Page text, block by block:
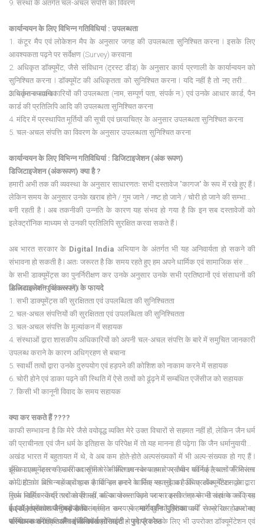
9. संस्था के अंतर्गत चल-अचल संपत्ति का विवरण
कार्यान्वयनकेलिएविभिन्नगतिविधियां : उपलब्धता
1. कंटूर मैप एवं लोकेशन मैप के अनुसार जगह की उपलब्धता सुनिश्चित करना I इसके लिए
आवश्यकता पढ़ने पर सर्वेक्षण (Survey) करवाना
2. अधिकृत डॉक्यूमेंट, जैसे संविधान (ट्रस्ट डीड) के अनुसार कार्य प्रणाली के कार्यान्वयन को
सुनिश्चित करना I डॉक्यूमेंट की अधिकृतता को सुनिश्चित करना I यदि नहीं है तो नए तरीके से
अधिकृत करवाना I
3. वर्तमान पदाधिकारियों की उपलब्धता (नाम, सम्पूर्ण पता, संपर्क न.) एवं उनके आधार कार्ड, पैन
कार्ड की प्रतिलिपि आदि की उपलब्धता सुनिश्चित करना
4. मंदिर में प्रस्थापित मूर्तियों की सूची एवं छायाचित्र के अनुसार उपलब्धता सुनिश्चित करना
5. चल-अचल संपत्ति का विवरण के अनुसार उपलब्धता सुनिश्चित करना
कार्यान्वयनकेलिएविभिन्नगतिविधियां : डिजिटाइजेशन (अंकरूपण)
डिजिटाइजेशन (अंकरूपण) क्याहै ?
हमारी अभी तक की व्यवस्था के अनुसार साधारणतः सभी दस्तावेज "कागज" के रूप में रखे हुए हैं I
लेकिन समय के अनुसार उनके खराब होने / गुम जाने / नष्ट हो जाने / चोरी हो जाने की सम्भावना
बनी रहती है I अब तकनीकी उन्नति के कारण यह संभव हो गया है कि इन सब दस्तावेजों को
इलेक्ट्रॉनिक माध्यम से उनकी प्रतिलिपि सुरक्षित करवा सकते हैं I
अब भारत सरकार के Digital India अभियान के अंतर्गत भी यह अनिवार्यता हो सकने की
संभावना हो सकती है I अतः जरूरत है कि समय रहते हुए हम अपने धार्मिक एवं सामाजिक संस्थानों
के सभी डाक्यूमेंट्स का पुनर्निरीक्षण कर उनके अनुसार उनके सभी प्रतिष्ठानों एवं संसाधनों की
उपलब्धता की पुष्टि कर लें I
डिजिटाइजेशन (अंकरूपण) केफायदे
1. सभी डाक्यूमेंट्स की सुरक्षितता एवं उपलब्धिता की सुनिश्चितता
2. चल-अचल संपत्तियों की सुरक्षितता एवं उपलब्धिता की सुनिश्चितता
3. चल-अचल संपत्ति के मूल्यांकन में सहायक
4. संस्थाओं द्वारा शासकीय अधिकारियों को अपनी चल-अचल संपत्ति के बारे में समुचित जानकारी
उपलब्ध कराने के कारण अधिग्रहण से बचाना
5. स्वार्थी तत्वों द्वारा उनके दुरुपयोग एवं हड़पने की कोशिश को नाकाम करने में सहायक
6. चोरी होने एवं डाका पढ़ने की स्थिति में ऐसे तत्वों को ढूंढ़ने में सम्बंधित एजेंसीज को सहायक
7. किसी भी कानूनी विवाद के समय सहायक
क्याकरसकतेहैं ????
काफी सम्भावना है कि मेरे जैसे वयोवृद्ध व्यक्ति मेरे उक्त विचारों से सहमत नहीं हों, लेकिन जैन धर्म
की प्राचीनता एवं जैन धर्म के इतिहास के परिपेक्ष में तो यह मानना ही पढ़ेगा कि जैन धर्मानुयायी जो
अखंड भारत में बहुतायत में थे, वे अब कम होते-होते अल्पसंख्यकों में भी अल्प-संख्यक हो गए हैं I
इसका एक कारण हमारी उदासीनता के परिणाम स्वरुप हमारे प्राचीन धार्मिक स्थानों में निरंतर
कमी होना I अतः यह आवश्यक है कि हम हमारे धार्मिक स्थानों का उचित डॉक्यूमेंटेशन के द्वारा
सिर्फ निहित स्वार्थी तत्वों से ही नहीं, बल्कि जरुरत पढ़ने पर सरकारी तंत्र से भी संरक्षण करें I यह
एक प्रसन्नता का विषय है कि वर्तमान समय में हमारे मुनियों एवं आचार्यों से प्रेरित होकर नए
धार्मिक स्थानों / शिक्षण संस्थाओं का निर्माण हो रहा है I उनके लिए भी उपरोक्त डॉक्यूमेंटेशन एवं
चूँकि डाक्यूमेंट्स की उपरोक्त सूची मेरे सीमित ज्ञान के आधार पर तैयार की गई है,अतः परियोजना
को JES के विभिन्न केंद्रों द्वारा कार्यान्वित करने के लिए यह सुझाव है कि प्रत्येक चैप्टर द्वारा एक
मुख्य धार्मिक केंद्र पर कार्यशाला का आयोजन किया जाय I इसके माध्यम से वहां के सक्रिय
कायकर्ताओं के अनुभवों को संग्रहित कर एकमार्गदर्शनपुस्तिकाकी रचना कर उपरोक्त
परियोजना को क्रियान्वित किया जाए I
ई.(डॉ.)प्रकाशजैनबड़जात्या
संस्थापकसंरक्षक :जैनइंजीनियर्ससोसाइटी -पुणेप्रकोष्ठ